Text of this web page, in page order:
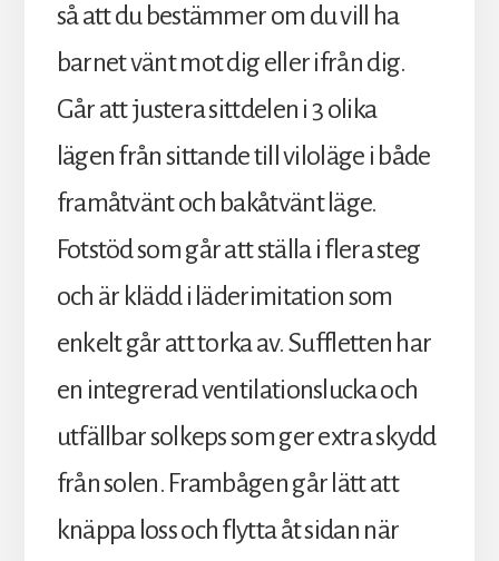
så att du bestämmer om du vill ha
barnet vänt mot dig eller ifrån dig.
Går att justera sittdelen i 3 olika
lägen från sittande till viloläge i både
framåtvänt och bakåtvänt läge.
Fotstöd som går att ställa i flera steg
och är klädd i läderimitation som
enkelt går att torka av. Suffletten har
en integrerad ventilationslucka och
utfällbar solkeps som ger extra skydd
från solen. Frambågen går lätt att
knäppa loss och flytta åt sidan när